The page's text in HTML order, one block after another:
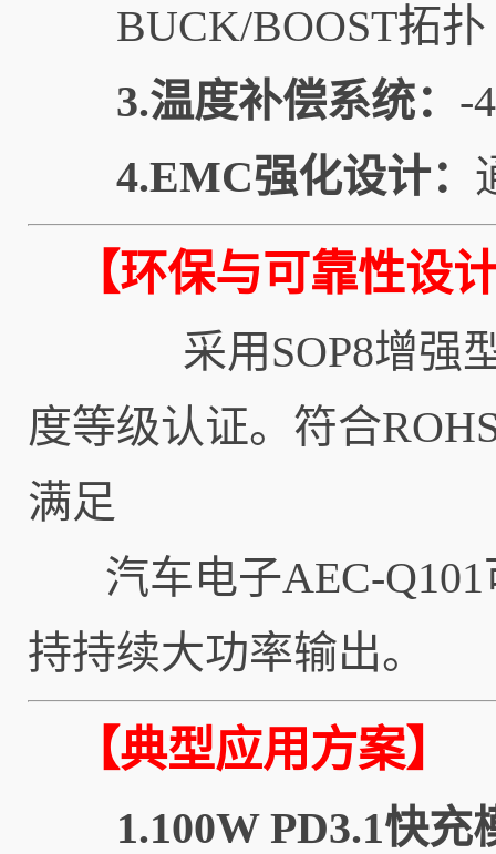
BUCK/BOOST拓扑
3.温度补偿系统： -
4.EMC强化设计：
【环保与可靠性设
采用SOP8增强型封
度等级认证。符合
满足
汽车电子AEC-Q101
持持续大功率输出。
【典型应用方案】
1.100W PD3.1快充